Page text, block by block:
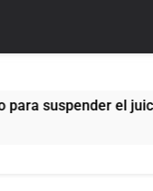
el juicio